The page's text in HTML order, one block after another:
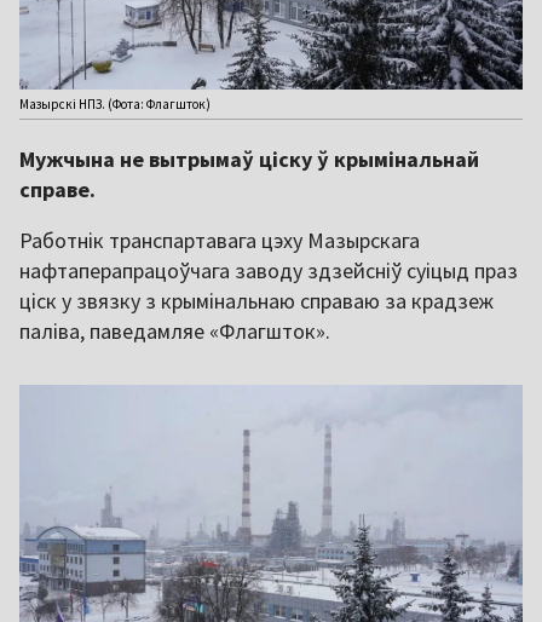
Мазырскі НПЗ. (Фота: Флагшток)
Мужчына не вытрымаў ціску ў крымінальнай
справе.
Работнік транспартавага цэху Мазырскага
нафтаперапрацоўчага заводу здзейсніў суіцыд праз
ціск у звязку з крымінальнаю справаю за крадзеж
паліва, паведамляе «Флагшток».